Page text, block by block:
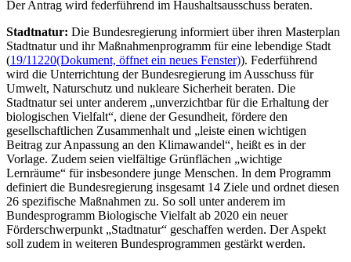
Der Antrag wird federführend im Haushaltsausschuss beraten.
Stadtnatur: Die Bundesregierung informiert über ihren Masterplan
Stadtnatur und ihr Maßnahmenprogramm für eine lebendige Stadt
(19/11220(Dokument, öffnet ein neues Fenster)). Federführend
wird die Unterrichtung der Bundesregierung im Ausschuss für
Umwelt, Naturschutz und nukleare Sicherheit beraten. Die
Stadtnatur sei unter anderem „unverzichtbar für die Erhaltung der
biologischen Vielfalt“, diene der Gesundheit, fördere den
gesellschaftlichen Zusammenhalt und „leiste einen wichtigen
Beitrag zur Anpassung an den Klimawandel“, heißt es in der
Vorlage. Zudem seien vielfältige Grünflächen „wichtige
Lernräume“ für insbesondere junge Menschen. In dem Programm
definiert die Bundesregierung insgesamt 14 Ziele und ordnet diesen
26 spezifische Maßnahmen zu. So soll unter anderem im
Bundesprogramm Biologische Vielfalt ab 2020 ein neuer
Förderschwerpunkt „Stadtnatur“ geschaffen werden. Der Aspekt
soll zudem in weiteren Bundesprogrammen gestärkt werden.